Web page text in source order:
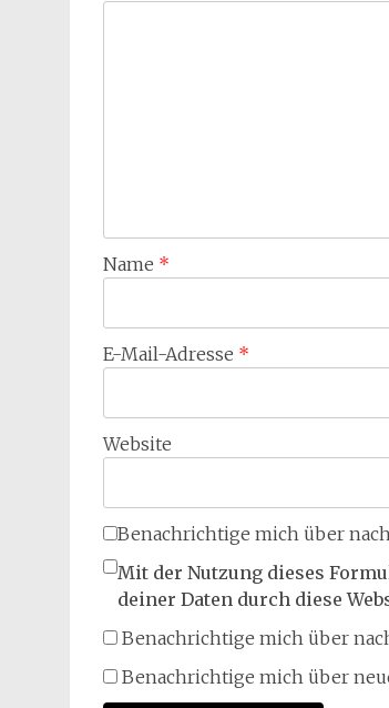
Name *
E-Mail-Adresse *
Website
Benachrichtige mich über
Mit der Nutzung dieses
deiner Daten durch diese
Benachrichtige mich über
Benachrichtige mich über